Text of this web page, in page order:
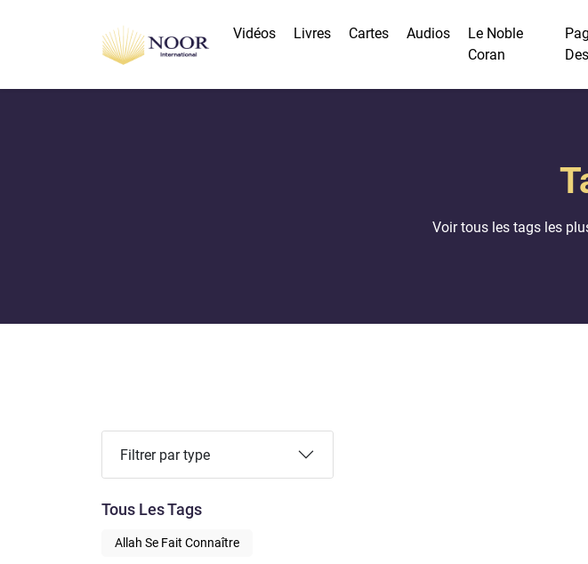
Vidéos Livres Cartes Audios
Le Noble
Coran
Voir tous les tags les
Filtrer par type
Tous Les Tags
Allah Se Fait Connaître